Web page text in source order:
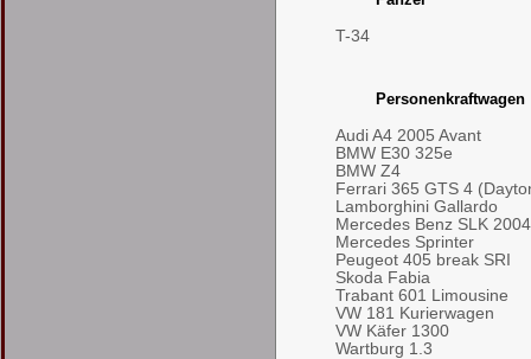
T-34
Personenkraftwagen
Audi A4 2005 Avant
BMW E30 325e
BMW Z4
Ferrari 365 GTS 4
Lamborghini Gallardo
Mercedes Benz SLK
Mercedes Sprinter
Peugeot 405 break SRI
Skoda Fabia
Trabant 601 Limousine
VW 181 Kurierwagen
VW Käfer 1300
Wartburg 1.3